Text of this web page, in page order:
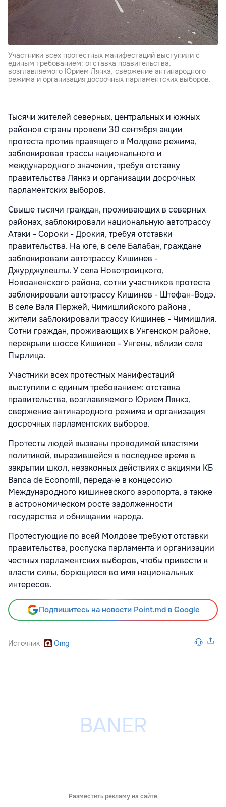
Участники всех протестных манифестаций выступили с
единым требованием: отставка правительства,
возглавляемого Юрием Лянкэ, свержение антинародного
режима и организация досрочных парламентских выборов.
Тысячи жителей северных, центральных и южных
районов страны провели 30 сентября акции
протеста против правящего в Молдове режима,
заблокировав трассы национального и
международного значения, требуя отставку
правительства Лянкэ и организации досрочных
парламентских выборов.
Свыше тысячи граждан, проживающих в северных
районах, заблокировали национальную автотрассу
Атаки - Сороки - Дрокия, требуя отставки
правительства. На юге, в селе Балабан, граждане
заблокировали автотрассу Кишинев -
Джурджулешты. У села Новотроицкого,
Новоаненского района, сотни участников протеста
заблокировали автотрассу Кишинев - Штефан-Водэ.
В селе Валя Пержей, Чимишлийского района ,
жители заблокировали трассу Кишинев - Чимишлия.
Сотни граждан, проживающих в Унгенском районе,
перекрыли шоссе Кишинев - Унгены, вблизи села
Пырлица.
Участники всех протестных манифестаций
выступили с единым требованием: отставка
правительства, возглавляемого Юрием Лянкэ,
свержение антинародного режима и организация
досрочных парламентских выборов.
Протесты людей вызваны проводимой властями
политикой, выразившейся в последнее время в
закрытии школ, незаконных действиях с акциями КБ
Banca de Economii, передаче в концессию
Международного кишиневского аэропорта, а также
в астрономическом росте задолженности
государства и обнищании народа.
Протестующие по всей Молдове требуют отставки
правительства, роспуска парламента и организации
честных парламентских выборов, чтобы привести к
власти силы, борющиеся во имя национальных
интересов.
Подпишитесь на новости Point.md в Google
Источник Omg
Разместить рекламу на сайте